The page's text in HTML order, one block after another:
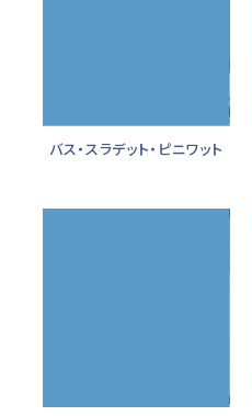
バス・スラデット・ピニワット